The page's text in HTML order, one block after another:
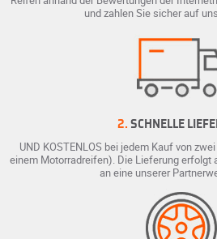
und zahlen Sie sicher auf
2. SCHNELLE
UND KOSTENLOS bei jedem Kauf von
einem Motorradreifen). Die Lieferung erfolgt
an eine unserer